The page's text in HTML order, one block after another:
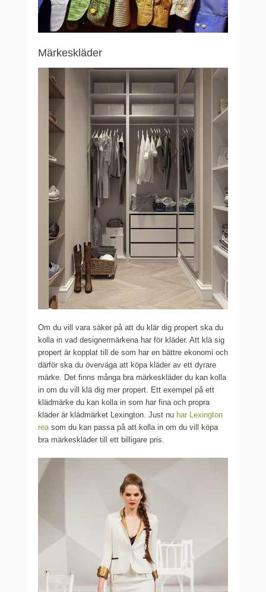
Märkeskläder
Om du vill vara säker på att du klär dig propert ska du
kolla in vad designermärkena har för kläder. Att klä sig
propert är kopplat till de som har en bättre ekonomi och
därför ska du överväga att köpa kläder av ett dyrare
märke. Det finns många bra märkeskläder du kan kolla
in om du vill klä dig mer propert. Ett exempel på ett
klädmärke du kan kolla in som har fina och propra
kläder är klädmärket Lexington. Just nu har Lexington
reasom du kan passa på att kolla in om du vill köpa
bra märkeskläder till ett billigare pris.